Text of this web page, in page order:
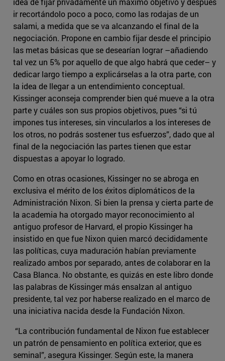
ir recortándolo poco a poco, como las rodajas de un
salami, a medida que se va alcanzando el final de la
negociación. Propone en cambio fijar desde el principio
las metas básicas que se desearían lograr –añadiendo
tal vez un 5% por aquello de que algo habrá que ceder– y
dedicar largo tiempo a explicárselas a la otra parte, con
la idea de llegar a un entendimiento conceptual.
Kissinger aconseja comprender bien qué mueve a la otra
parte y cuáles son sus propios objetivos, pues “si tú
impones tus intereses, sin vincularlos a los intereses de
los otros, no podrás sostener tus esfuerzos”, dado que al
final de la negociación las partes tienen que estar
dispuestas a apoyar lo logrado.
Como en otras ocasiones, Kissinger no se abroga en
exclusiva el mérito de los éxitos diplomáticos de la
Administración Nixon. Si bien la prensa y cierta parte de
la academia ha otorgado mayor reconocimiento al
antiguo profesor de Harvard, el propio Kissinger ha
insistido en que fue Nixon quien marcó decididamente
las políticas, cuya maduración habían previamente
realizado ambos por separado, antes de colaborar en la
Casa Blanca. No obstante, es quizás en este libro donde
las palabras de Kissinger más ensalzan al antiguo
presidente, tal vez por haberse realizado en el marco de
una iniciativa nacida desde la Fundación Nixon.
“La contribución fundamental de Nixon fue establecer
un patrón de pensamiento en política exterior, que es
seminal”, asegura Kissinger. Según este, la manera